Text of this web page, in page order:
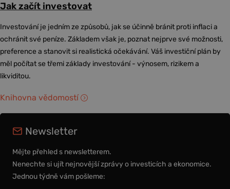
Jak začít investovat
Investování je jedním ze způsobů, jak se účinně bránit proti inflaci a
ochránit své peníze. Základem však je, poznat nejprve své možnosti,
preference a stanovit si realistická očekávání. Váš investiční plán by
měl počítat se třemi základy investování - výnosem, rizikem a
likviditou.
Knihovna vědomostí
Newsletter
Mějte přehled s newsletterem.
Nenechte si ujít nejnovější zprávy o investicích a ekonomice.
Jednou týdně vám pošleme: